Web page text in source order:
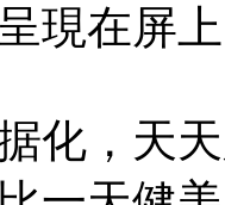
現在屏
化，天